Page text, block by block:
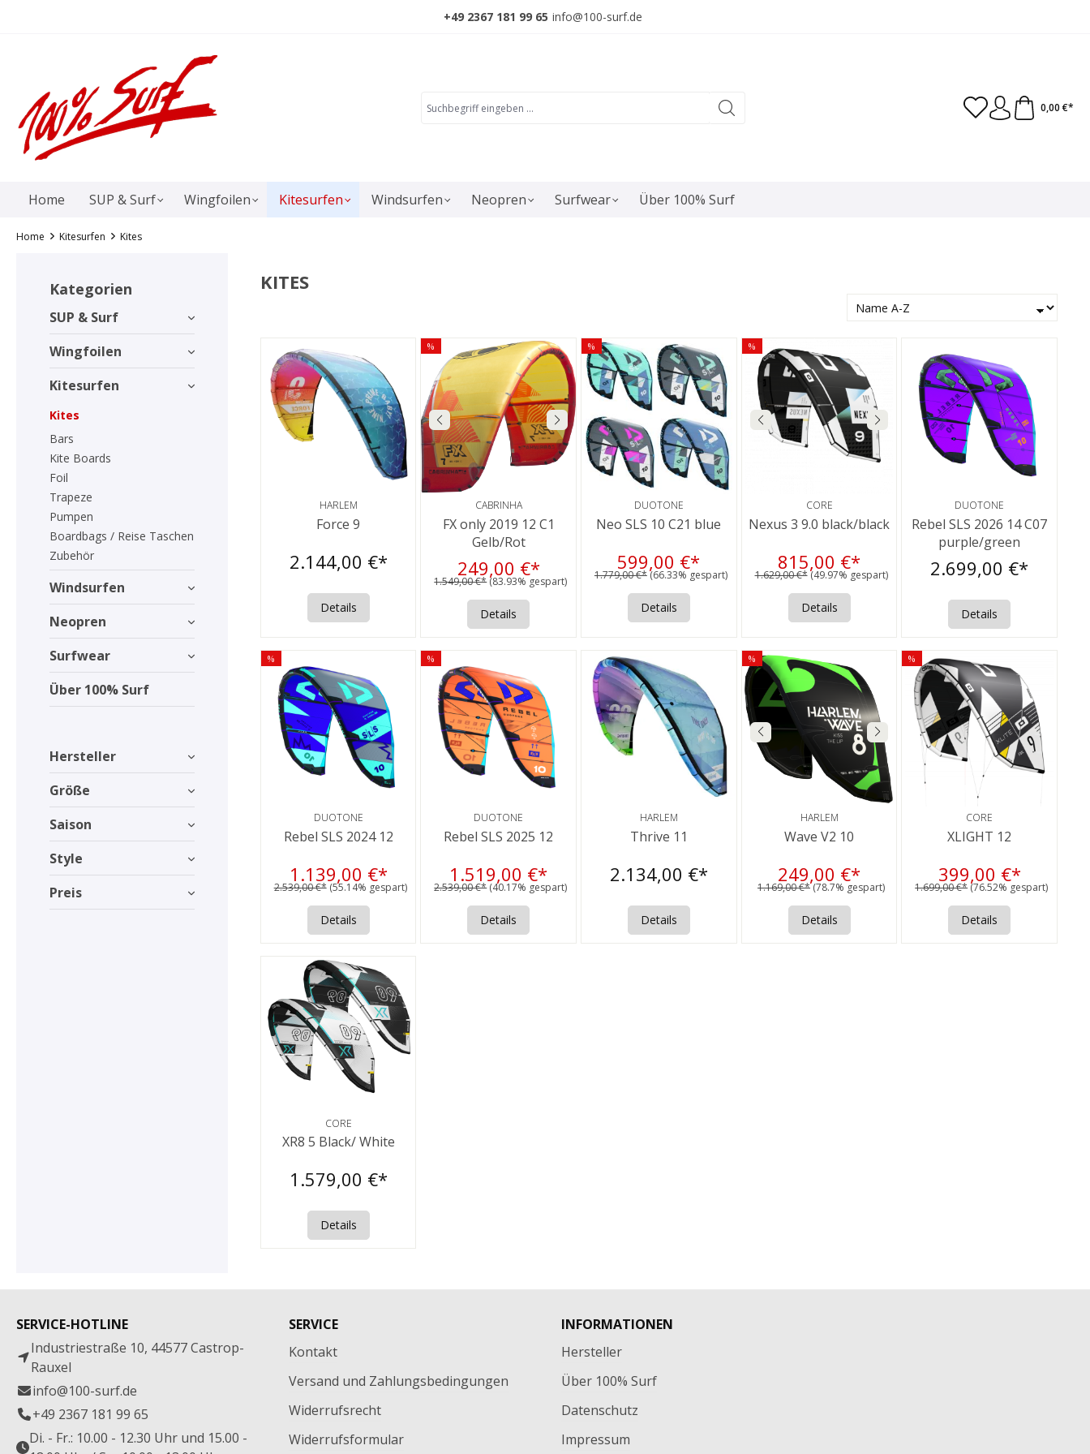
+49 2367 181 99 65 info@100-surf.de
0,00 €*
Home SUP & Surf Wingfoilen Kitesurfen Windsurfen Neopren Surfwear Über 100% Surf
Home Kitesurfen Kites
Kategorien
SUP & Surf
Wingfoilen
Kitesurfen
Kites
Bars
Kite Boards
Foil
Trapeze
Pumpen
Boardbags / Reise Taschen
Zubehör
Windsurfen
Neopren
Surfwear
Über 100% Surf
Hersteller
Größe
Saison
Style
Preis
KITES
HARLEM
Force 9
2.144,00 €*
Details
%
CABRINHA
FX only 2019 12 C1
Gelb/Rot
249,00 €*
1.549,00 €* (83.93% gespart)
Details
%
DUOTONE
Neo SLS 10 C21 blue
599,00 €*
1.779,00 €*(66.33% gespart)
Details
%
CORE
Nexus 3 9.0 black/black
815,00 €*
1.629,00 €* (49.97% gespart)
Details
DUOTONE
Rebel SLS 2026 14 C07
purple/green
2.699,00 €*
Details
%
DUOTONE
Rebel SLS 2024 12
1.139,00 €*
2.539,00 €* (55.14% gespart)
Details
%
DUOTONE
Rebel SLS 2025 12
1.519,00 €*
2.539,00 €* (40.17% gespart)
Details
HARLEM
Thrive 11
2.134,00 €*
Details
%
HARLEM
Wave V2 10
249,00 €*
1.169,00 €* (78.7% gespart)
Details
%
CORE
XLIGHT 12
399,00 €*
1.699,00 €* (76.52% gespart)
Details
CORE
XR8 5 Black/ White
1.579,00 €*
Details
SERVICE-HOTLINE
Industriestraße 10, 44577 Castrop-
Rauxel
info@100-surf.de
+49 2367 181 99 65
Di. - Fr.: 10.00 - 12.30 Uhr und 15.00 -
SERVICE
Kontakt
Versand und Zahlungsbedingungen
Widerrufsrecht
Widerrufsformular
INFORMATIONEN
Hersteller
Über 100% Surf
Datenschutz
Impressum